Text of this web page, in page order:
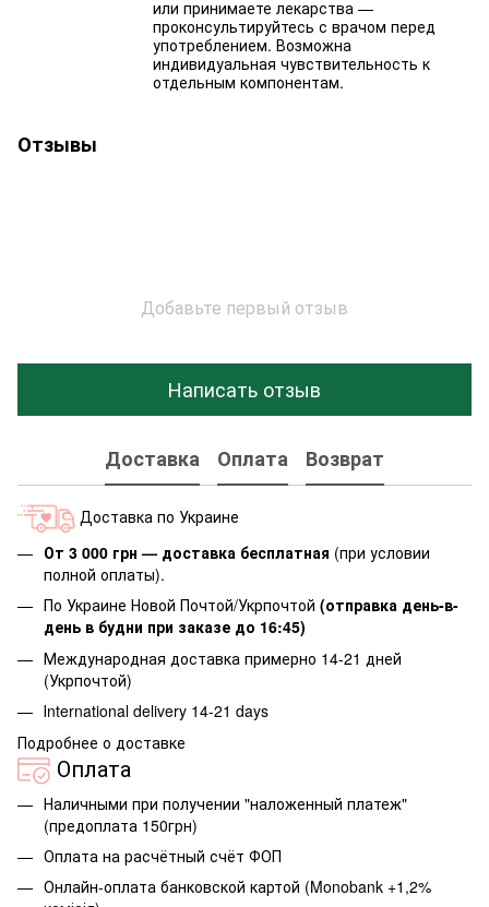
или принимаете лекарства —
проконсультируйтесь с врачом перед
употреблением. Возможна
индивидуальная чувствительность к
отдельным компонентам.
Отзывы
Добавьте первый отзыв
Написать отзыв
Доставка Оплата Возврат
Доставка по Украине
От 3 000 грн — доставка бесплатная (при условии
полной оплаты).
По Украине Новой Почтой/Укрпочтой (отправка день-в-
день в будни при заказе до 16:45)
Международная доставка примерно 14-21 дней
(Укрпочтой)
Іnternational delivery 14-21 days
Подробнее о доставке
Оплата
Наличными при получении "наложенный платеж"
(предоплата 150грн)
Оплата на расчётный счёт ФОП
Онлайн-оплата банковской картой (Monobank +1,2%